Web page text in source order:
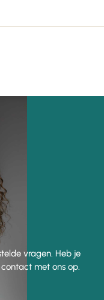
vragen. Heb je
met ons op.